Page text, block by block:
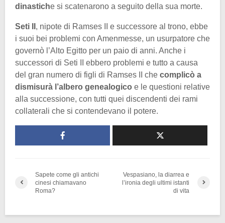
dinastiche si scatenarono a seguito della sua morte.
Seti II , nipote di Ramses II e successore al trono, ebbe
i suoi bei problemi con Amenmesse, un usurpatore che
governò l’Alto Egitto per un paio di anni. Anche i
successori di Seti II ebbero problemi e tutto a causa
del gran numero di figli di Ramses II che complicò a
dismisurà l’albero genealogico e le questioni relative
alla successione, con tutti quei discendenti dei rami
collaterali che si contendevano il potere.
Sapete come gli antichi
cinesi chiamavano
Roma?
Vespasiano, la diarrea e
l’ironia degli ultimi istanti
di vita